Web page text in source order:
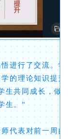
进行了交流。学
的理论知识提升
生共同成长，做
生。”
代表对前一周的